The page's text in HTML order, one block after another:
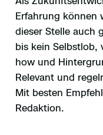
Erfahrung können
dieser Stelle auch
bis kein Selbstlob,
how und
Relevant und
Mit besten
Redaktion.